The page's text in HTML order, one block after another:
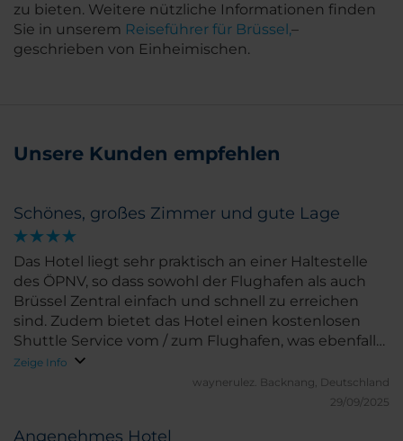
zu bieten. Weitere nützliche Informationen finden
Sie in unserem Reiseführer für Brüssel,–
geschrieben von Einheimischen.
Unsere Kunden empfehlen
Schönes, großes Zimmer und gute Lage
Das Hotel liegt sehr praktisch an einer Haltestelle
des ÖPNV, so dass sowohl der Flughafen als auch
Brüssel Zentral einfach und schnell zu erreichen
sind. Zudem bietet das Hotel einen kostenlosen
Shuttle Service vom / zum Flughafen, was ebenfalls
super ist. Lediglich die Größe des Shuttles sorgt
dafür, dass nicht immer genügend Plätze verfügbar
sind. Die Mitarbeiter waren allesamt freundlich
Zeige Info
waynerulez. Backnang, Deutschland
29/09/2025
Angenehmes Hotel